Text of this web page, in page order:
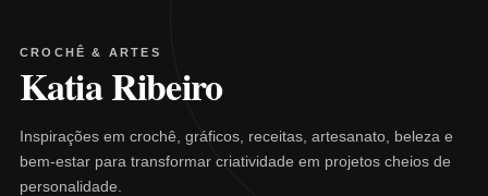
CROCHÊ & ARTES
Katia Ribeiro
Inspirações em crochê, gráficos, receitas, artesanato, beleza e
bem-estar para transformar criatividade em projetos cheios de
personalidade.